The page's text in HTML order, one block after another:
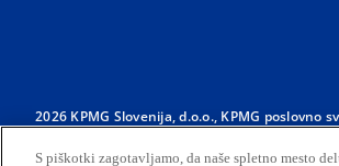
2026 KPMG Slovenija, d.o.o., KPMG
S piškotki zagotavljamo, da naše spletno mesto